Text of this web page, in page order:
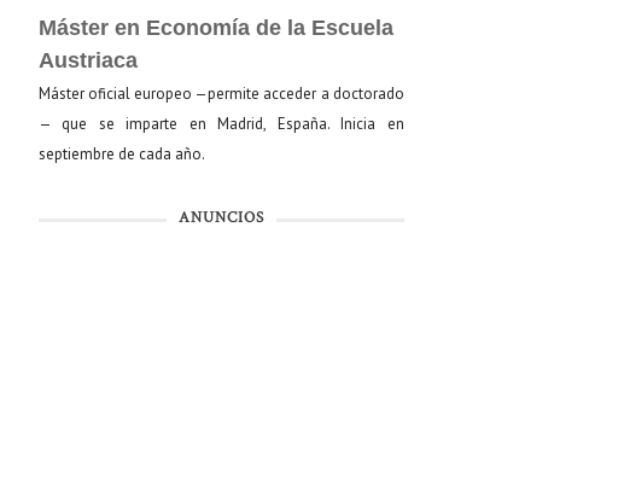
Máster en Economía de la Escuela
Austriaca
Máster oficial europeo —permite acceder a doctorado
— que se imparte en Madrid, España. Inicia en
septiembre de cada año.
ANUNCIOS